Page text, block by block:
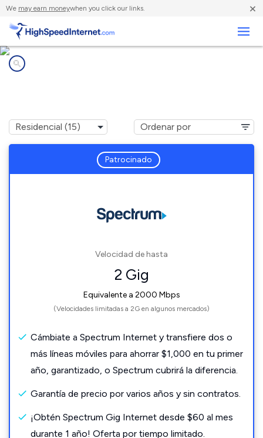
We may earn moneywhen you click our links. ×
Patrocinado
Velocidad de hasta
2 Gig
Equivalente a 2000 Mbps
(Velocidades limitadas a 2G en algunos mercados)
Cámbiate a Spectrum Internet y transfiere dos o
más líneas móviles para ahorrar $1,000 en tu primer
año, garantizado, o Spectrum cubrirá la diferencia.
Garantía de precio por varios años y sin contratos.
¡Obtén Spectrum Gig Internet desde $60 al mes
durante 1 año! Oferta por tiempo limitado.